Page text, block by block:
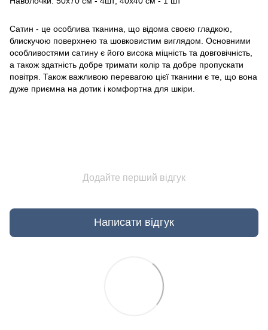
Сатин - це особлива тканина, що відома своєю гладкою,
блискучою поверхнею та шовковистим виглядом. Основними
особливостями сатину є його висока міцність та довговічність,
а також здатність добре тримати колір та добре пропускати
повітря. Також важливою перевагою цієї тканини є те, що вона
дуже приємна на дотик і комфортна для шкіри.
Додайте перший відгук
Написати відгук